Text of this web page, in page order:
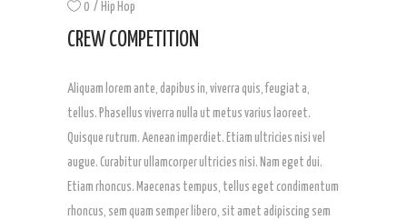
0
Hip Hop
CREW COMPETITION
Aliquam lorem ante, dapibus in, viverra quis, feugiat a,
tellus. Phasellus viverra nulla ut metus varius laoreet.
Quisque rutrum. Aenean imperdiet. Etiam ultricies nisi vel
augue. Curabitur ullamcorper ultricies nisi. Nam eget dui.
Etiam rhoncus. Maecenas tempus, tellus eget condimentum
rhoncus, sem quam semper libero, sit amet adipiscing sem